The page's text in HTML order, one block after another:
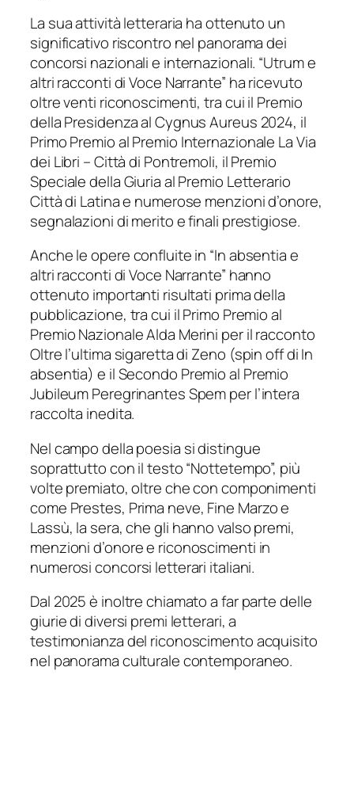
La sua attività letteraria ha ottenuto un
significativo riscontro nel panorama dei
concorsi nazionali e internazionali. “Utrum e
altri racconti di Voce Narrante” ha ricevuto
oltre venti riconoscimenti, tra cui il Premio
della Presidenza al Cygnus Aureus 2024, il
Primo Premio al Premio Internazionale La Via
dei Libri – Città di Pontremoli, il Premio
Speciale della Giuria al Premio Letterario
Città di Latina e numerose menzioni d’onore,
segnalazioni di merito e finali prestigiose.
Anche le opere confluite in “In absentia e
altri racconti di Voce Narrante” hanno
ottenuto importanti risultati prima della
pubblicazione, tra cui il Primo Premio al
Premio Nazionale Alda Merini per il racconto
Oltre l’ultima sigaretta di Zeno (spin off diIn
absentia) e il Secondo Premio al Premio
Jubileum Peregrinantes Spem per l’intera
raccolta inedita.
Nel campo della poesia si distingue
soprattutto con il testo “Nottetempo”, più
volte premiato, oltre che con componimenti
come Prestes, Prima neve, Fine Marzoe
Lassù, la sera, che gli hanno valso premi,
menzioni d’onore e riconoscimenti in
numerosi concorsi letterari italiani.
Dal 2025 è inoltre chiamato a far parte delle
giurie di diversi premi letterari, a
testimonianza del riconoscimento acquisito
nel panorama culturale contemporaneo.